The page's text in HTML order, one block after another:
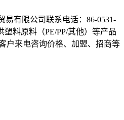
易有限公司联系电话：86-0531-
塑料原料（PE/PP/其他）等产品
户来电咨询价格、加盟、招商等